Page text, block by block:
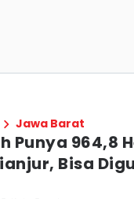
Jawa Barat
Punya 964,8
Bisa